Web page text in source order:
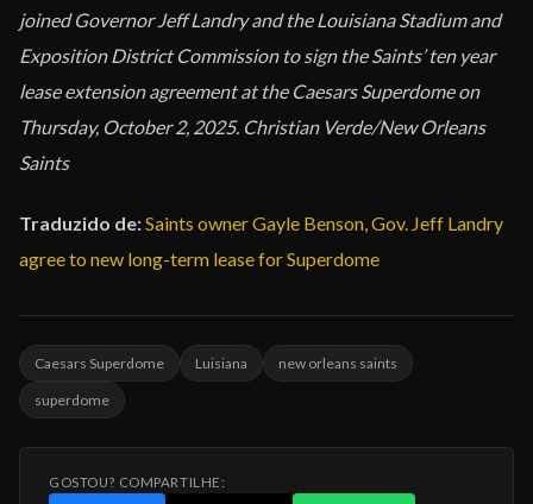
joined Governor Jeff Landry and the Louisiana Stadium and
Exposition District Commission to sign the Saints’ ten year
lease extension agreement at the Caesars Superdome on
Thursday, October 2, 2025. Christian Verde/New Orleans
Saints
Traduzido de:Saints owner Gayle Benson, Gov. Jeff Landry
agree to new long-term lease for Superdome
Caesars Superdome Luisiana new orleans saints
superdome
GOSTOU? COMPARTILHE: